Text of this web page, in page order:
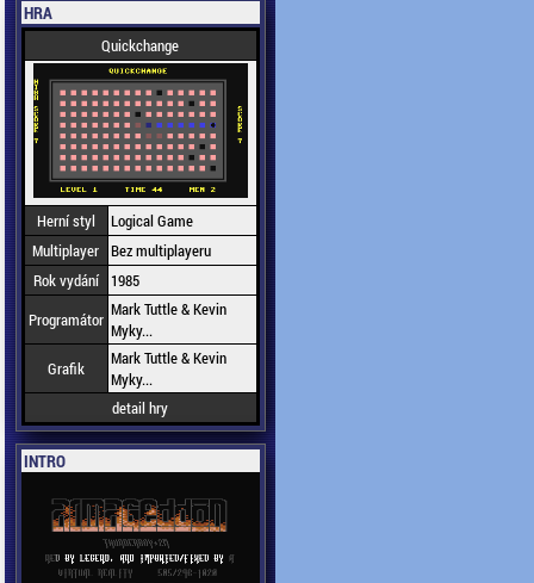
HRA
Quickchange
Herní styl
Logical Game
Multiplayer Bez multiplayeru
Rok vydání
1985
Programátor Mark Tuttle & Kevin
Myky...
Grafik
Mark Tuttle & Kevin
Myky...
detail hry
INTRO